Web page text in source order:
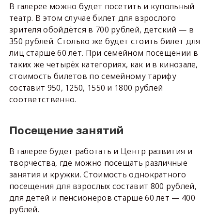
В галерее можно будет посетить и купольный
театр. В этом случае билет для взрослого
зрителя обойдётся в 700 рублей, детский — в
350 рублей. Столько же будет стоить билет для
лиц старше 60 лет. При семейном посещении в
таких же четырёх категориях, как и в кинозале,
стоимость билетов по семейному тарифу
составит 950, 1250, 1550 и 1800 рублей
соответственно.
Посещение занятий
В галерее будет работать и Центр развития и
творчества, где можно посещать различные
занятия и кружки. Стоимость однократного
посещения для взрослых составит 800 рублей,
для детей и пенсионеров старше 60 лет — 400
рублей.